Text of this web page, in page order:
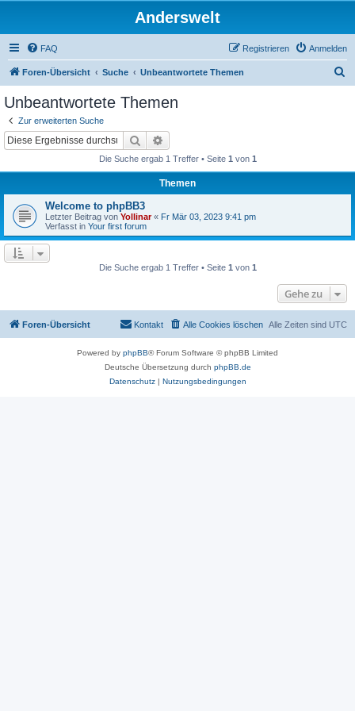
Anderswelt
FAQ Anmelden
Registrieren
Foren-Übersicht Suche Unbeantwortete Themen
Unbeantwortete Themen
Zur erweiterten Suche
Suche
Die Suche ergab 1 Treffer • Seite 1 von 1
Themen
Welcome to phpBB3
Letzter Beitrag von Yollinar« Fr Mär 03, 2023 9:41 pm
Verfasst in Your first forum
Die Suche ergab 1 Treffer • Seite 1 von 1
Gehe zu
Foren-Übersicht Alle Zeiten sind UTC
Alle Cookies löschen
Kontakt
Powered by phpBB® Forum Software © phpBB Limited
Deutsche Übersetzung durch phpBB.de
Datenschutz| Nutzungsbedingungen